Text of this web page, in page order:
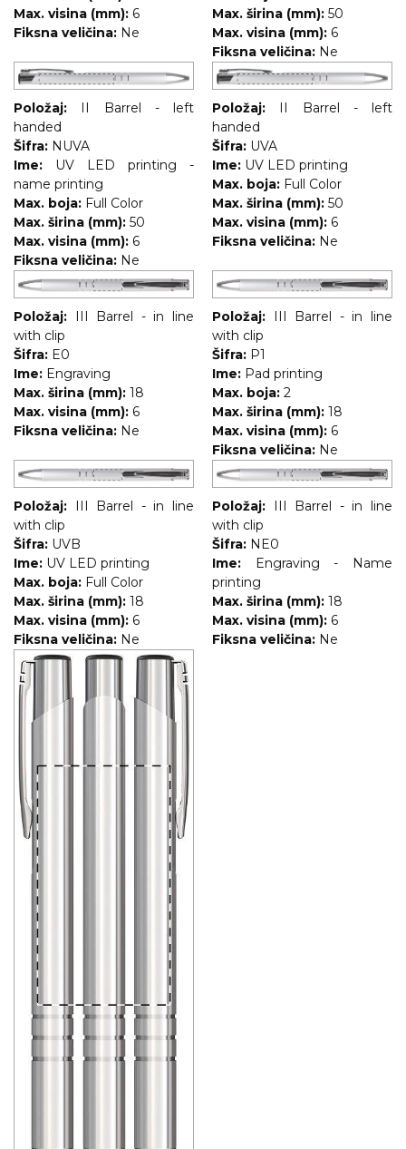
Max. visina (mm): 6
Fiksna veličina: Ne
Max. širina (mm): 50
Max. visina (mm): 6
Fiksna veličina: Ne
Položaj:
II Barrel - left
handed
Šifra: NUVA
Ime:
UV LED printing -
name printing
Max. boja: Full Color
Max. širina (mm): 50
Max. visina (mm): 6
Fiksna veličina: Ne
Položaj:
II Barrel - left
handed
Šifra: UVA
Ime: UV LED printing
Max. boja: Full Color
Max. širina (mm): 50
Max. visina (mm): 6
Fiksna veličina: Ne
Položaj:
III Barrel - in line
with clip
Šifra: E0
Ime: Engraving
Max. širina (mm): 18
Max. visina (mm): 6
Fiksna veličina: Ne
Položaj:
III Barrel - in line
with clip
Šifra: P1
Ime: Pad printing
Max. boja: 2
Max. širina (mm): 18
Max. visina (mm): 6
Fiksna veličina: Ne
Položaj:
III Barrel - in line
with clip
Šifra: UVB
Ime: UV LED printing
Max. boja: Full Color
Max. širina (mm): 18
Max. visina (mm): 6
Fiksna veličina: Ne
Položaj:
III Barrel - in line
with clip
Šifra: NE0
Ime:
Engraving - Name
printing
Max. širina (mm): 18
Max. visina (mm): 6
Fiksna veličina: Ne